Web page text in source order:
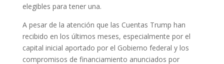
elegibles para tener una.
A pesar de la atención que las Cuentas Trump han
recibido en los últimos meses, especialmente por el
capital inicial aportado por el Gobierno federal y los
compromisos de financiamiento anunciados por